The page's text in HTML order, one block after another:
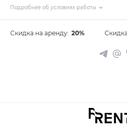
Подробнее об условиях работы
Скидка на аренду: 20%